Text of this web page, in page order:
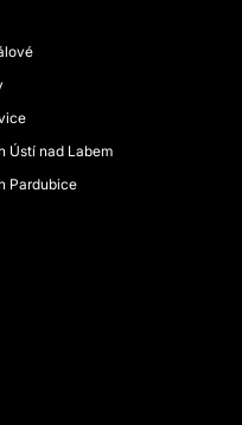
Ústí nad Labem
Pardubice